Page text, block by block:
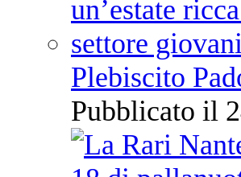
Plebiscito
Pubblicato il